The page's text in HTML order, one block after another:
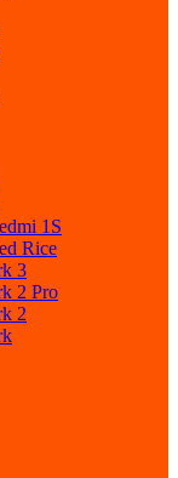
1S
Rice
3
2 Pro
2